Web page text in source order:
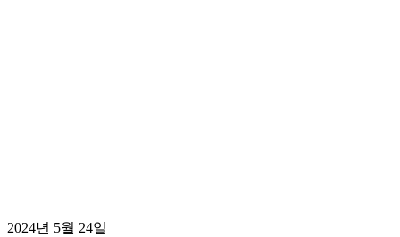
2024년 5월 24일